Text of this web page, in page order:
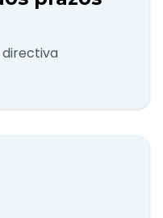
directiva